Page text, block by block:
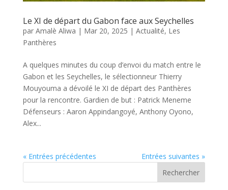
Le XI de départ du Gabon face aux Seychelles
par Amalè Aliwa | Mar 20, 2025 | Actualité, Les
Panthères
A quelques minutes du coup d’envoi du match entre le
Gabon et les Seychelles, le sélectionneur Thierry
Mouyouma a dévoilé le XI de départ des Panthères
pour la rencontre. Gardien de but : Patrick Meneme
Défenseurs : Aaron Appindangoyé, Anthony Oyono,
Alex...
« Entrées précédentes
Entrées suivantes »
Rechercher